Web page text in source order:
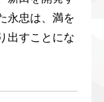
永忠は、満を
出すことにな